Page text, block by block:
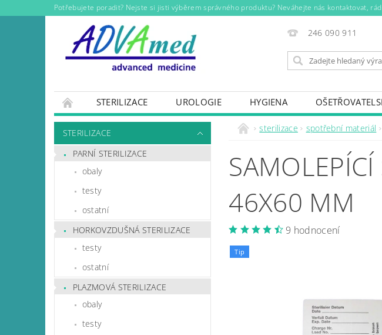
Potřebujete poradit? Nejste si jisti výběrem správného produktu? Neváhejte nás kontaktovat,
246 090 911
STERILIZACE UROLOGIE HYGIENA
KONTAKTY
STERILIZACE
PARNÍ STERILIZACE
obaly
testy
ostatní
HORKOVZDUŠNÁ STERILIZACE
testy
ostatní
PLAZMOVÁ STERILIZACE
obaly
testy
sterilizace spotřební materiál
46X60 MM
9 hodnocení
Tip